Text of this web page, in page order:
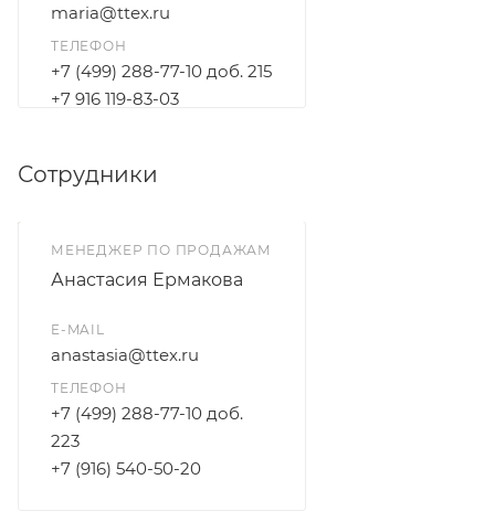
maria@ttex.ru
ТЕЛЕФОН
+7 (499) 288-77-10 доб. 215
+7 916 119-83-03
Сотрудники
МЕНЕДЖЕР ПО ПРОДАЖАМ
Анастасия Ермакова
E-MAIL
anastasia@ttex.ru
ТЕЛЕФОН
+7 (499) 288-77-10 доб.
223
+7 (916) 540-50-20